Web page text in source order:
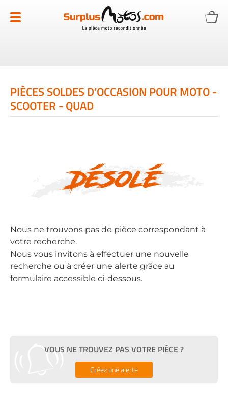
au
contenu
PIÈCES SOLDES D’OCCASION POUR MOTO -
SCOOTER - QUAD
Désolé
Nous ne trouvons pas de pièce correspondant à
votre recherche.
Nous vous invitons à effectuer une nouvelle
recherche ou à créer une alerte grâce au
formulaire accessible ci-dessous.
VOUS NE TROUVEZ PAS VOTRE PIÈCE ?
Créez une alerte